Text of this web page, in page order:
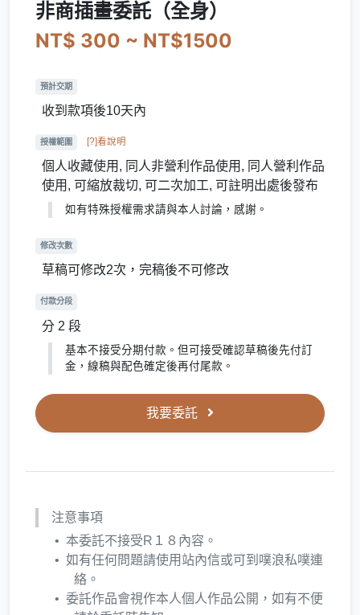
非商插畫委託（全身）
NT$ 300 ~ NT$1500
預計交期
收到款項後10天內
授權範圍 [?]看說明
個人收藏使用, 同人非營利作品使用, 同人營利作品
使用, 可縮放裁切, 可二次加工, 可註明出處後發布
如有特殊授權需求請與本人討論，感謝。
修改次數
草稿可修改2次，完稿後不可修改
付款分段
分 2 段
基本不接受分期付款。但可接受確認草稿後先付訂
金，線稿與配色確定後再付尾款。
我要委託
注意事項
本委託不接受R１８內容。
如有任何問題請使用站內信或可到噗浪私噗連
絡。
委託作品會視作本人個人作品公開，如有不便